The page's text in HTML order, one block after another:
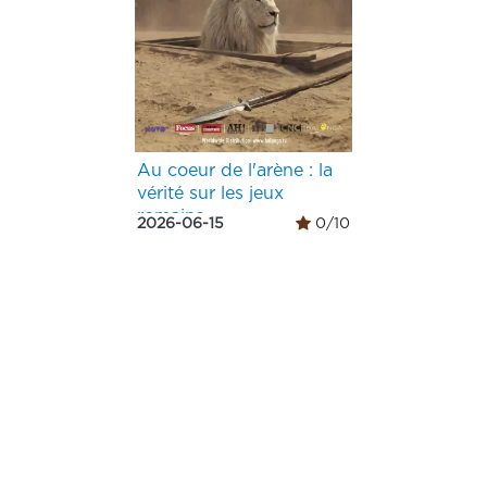
Au coeur de l'arène : la
vérité sur les jeux
romains
2026-06-15 0/10